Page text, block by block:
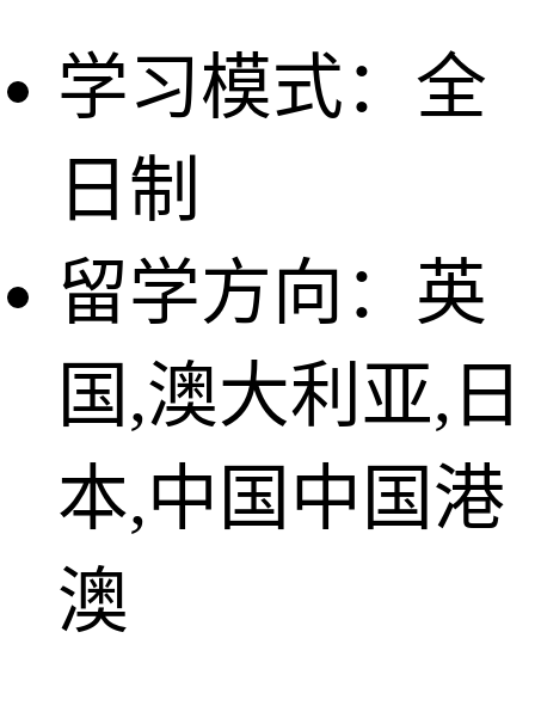
学习模式：全
日制
留学方向：英
国,澳大利亚,日
本,中国中国港
澳